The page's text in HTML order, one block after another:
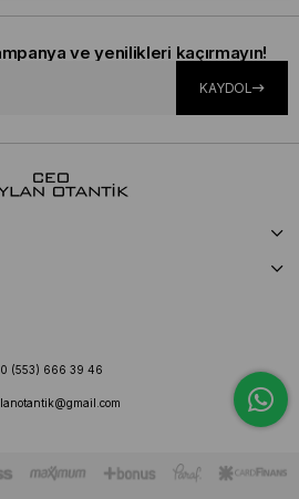
ve yenilikleri kaçırmayın!
KAYDOL
0 (553) 666 39 46